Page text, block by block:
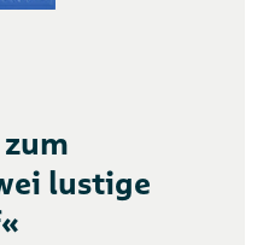
lustige